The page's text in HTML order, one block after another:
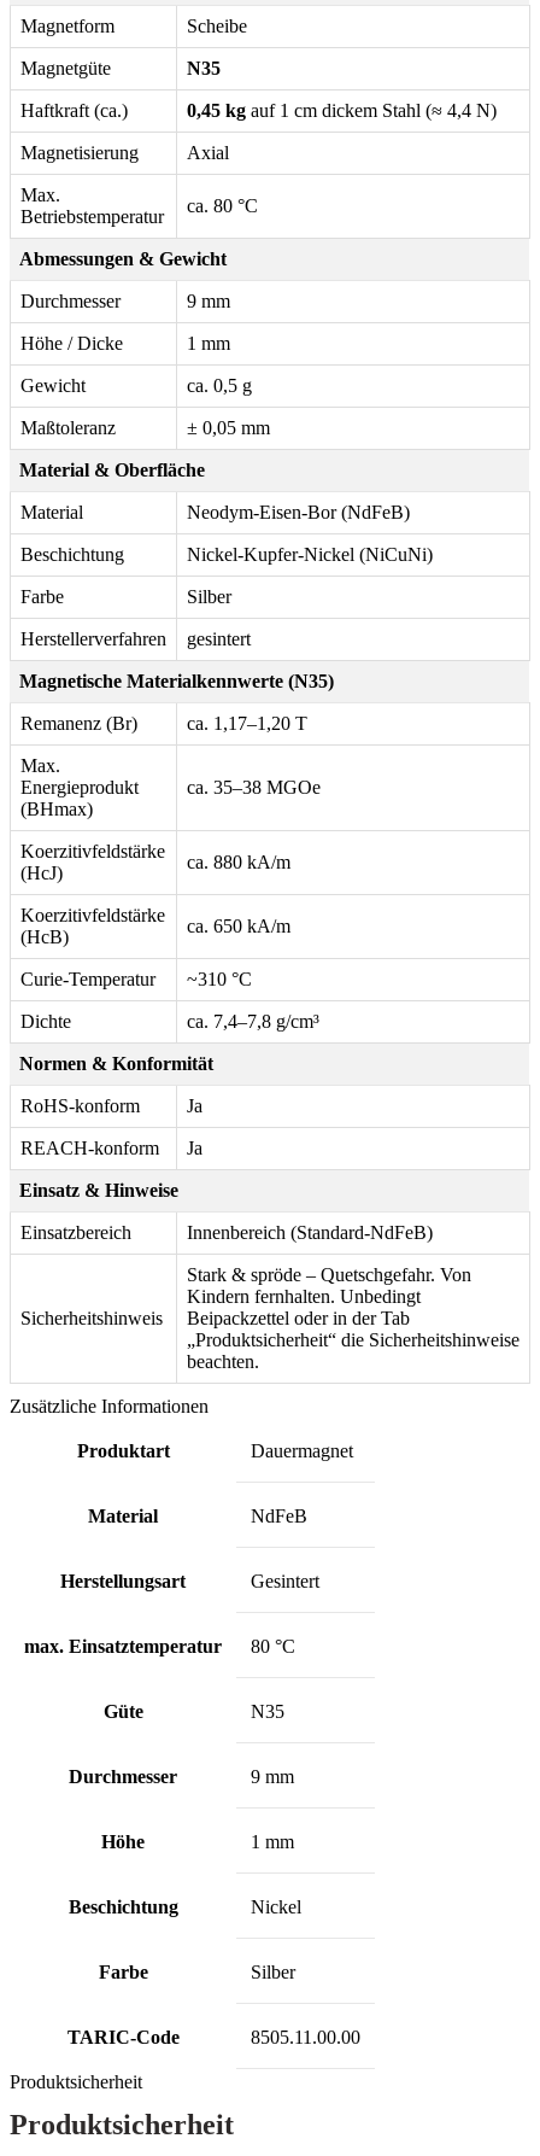
Magnetform Scheibe
Magnetgüte N35
Haftkraft (ca.) 0,45 kg auf 1 cm dickem Stahl (≈ 4,4 N)
Magnetisierung Axial
Max.
Betriebstemperatur
ca. 80 °C
Abmessungen & Gewicht
Durchmesser 9 mm
Höhe / Dicke 1 mm
Gewicht ca. 0,5 g
Maßtoleranz ± 0,05 mm
Material & Oberfläche
Material Neodym-Eisen-Bor (NdFeB)
Beschichtung Nickel-Kupfer-Nickel (NiCuNi)
Farbe Silber
Herstellerverfahren gesintert
Magnetische Materialkennwerte (N35)
Remanenz (Br) ca. 1,17–1,20 T
Max.
Energieprodukt
(BHmax)
ca. 35–38 MGOe
Koerzitivfeldstärke
(HcJ)
ca. 880 kA/m
Koerzitivfeldstärke
(HcB)
ca. 650 kA/m
Curie-Temperatur ~310 °C
Dichte ca. 7,4–7,8 g/cm³
Normen & Konformität
RoHS-konform Ja
REACH-konform Ja
Einsatz & Hinweise
Einsatzbereich Innenbereich (Standard-NdFeB)
Sicherheitshinweis
Stark & spröde – Quetschgefahr. Von
Kindern fernhalten. Unbedingt
Beipackzettel oder in der Tab
„Produktsicherheit“ die Sicherheitshinweise
beachten.
Zusätzliche Informationen
Produktart Dauermagnet
Material NdFeB
Herstellungsart Gesintert
max. Einsatztemperatur 80 °C
Güte N35
Durchmesser 9 mm
Höhe 1 mm
Beschichtung Nickel
Farbe Silber
TARIC-Code 8505.11.00.00
Produktsicherheit
Produktsicherheit